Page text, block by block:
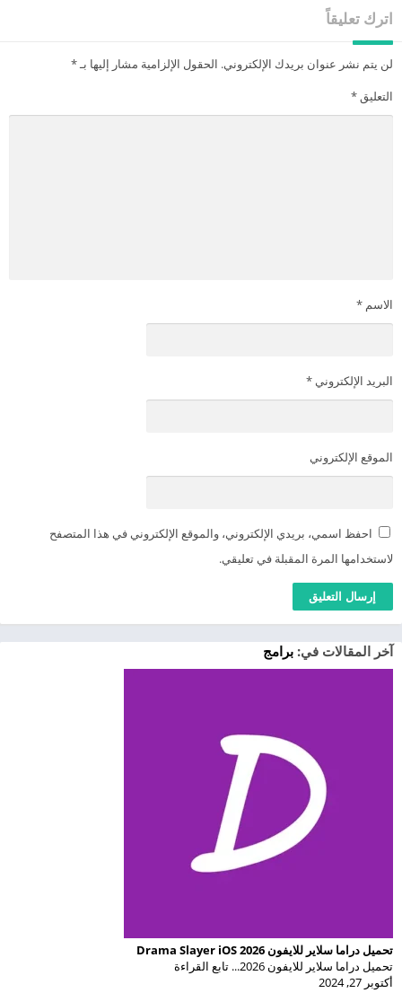
اترك تعليقاً
لن يتم نشر عنوان بريدك الإلكتروني. الحقول الإلزامية مشار إليها بـ*
التعليق *
الاسم *
البريد الإلكتروني *
الموقع الإلكتروني
احفظ اسمي، بريدي الإلكتروني، والموقع الإلكتروني في هذا المتصفح
لاستخدامها المرة المقبلة في تعليقي.
آخر المقالات في: برامج
تحميل دراما سلاير للايفون Drama Slayer iOS 2026
تحميل دراما سلاير للايفون 2026... تابع القراءة
أكتوبر 27, 2024